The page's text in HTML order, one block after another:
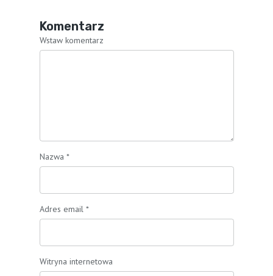
Komentarz
Wstaw komentarz
Nazwa *
Adres email *
Witryna internetowa